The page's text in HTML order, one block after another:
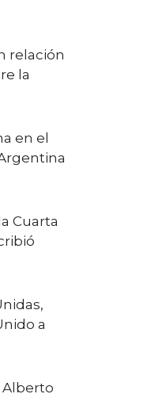
relación
la
en el
Cuarta
a
Alberto